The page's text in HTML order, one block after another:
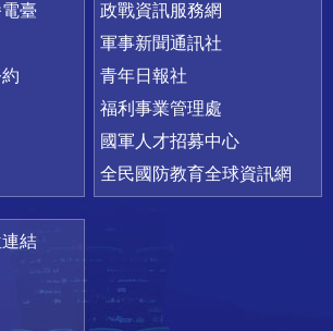
臺
政戰資訊服務網
軍事新聞通訊社
青年日報社
福利事業管理處
國軍人才招募中心
全民國防教育全球資訊網
結